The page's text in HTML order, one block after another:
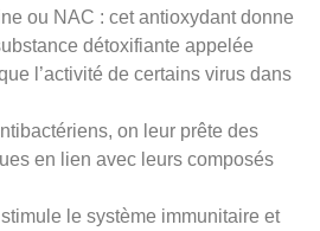
ou NAC : cet antioxydant donne
détoxifiante appelée
l’activité de certains virus dans
on leur prête des
en lien avec leurs composés
le système immunitaire et